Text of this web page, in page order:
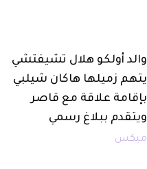
والد أولكو هلال تشيفتشي
يتهم زميلها هاكان شيلبي
بإقامة علاقة مع قاصر
ويتقدم ببلاغ رسمي
ميكس